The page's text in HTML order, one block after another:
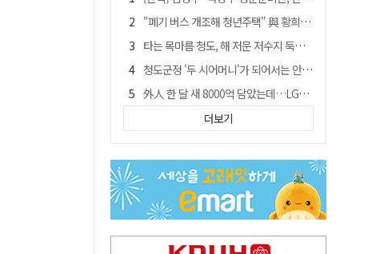
"폐기 버스 개조해 청년주택" 與 황희…'딸 학비는 年 4200만원'
타는 목마름 청도, 해 저문 저수지 둑에 군수가 서 있었다
청도군정 '두 시어머니'가 되어서는 안된다
外人 한 달 새 8000억 담았는데…LG이노텍 목표주가는 왜 엇갈릴까
임시휴업 들어갔던 홈플러스 영주점, 7일 영업 재개…지하 1층만 운영
SK하이닉스, 주당 375원 분기 배당 공시…"3분기 중 주주환원 방안 확정"
이의준 전 경북도 새마을봉사과장, 제28대 울릉군 부군수 취임
"상법개정해도 주주가 '봉'"…하이닉스 솔리다임 상장설에 술렁[개미와글와글]
더보기